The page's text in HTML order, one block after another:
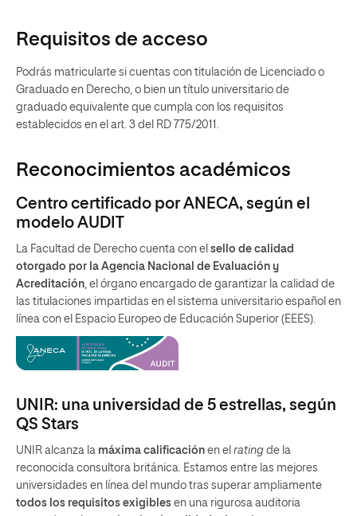
Requisitos de acceso
Podrás matricularte si cuentas con titulación de Licenciado o
Graduado en Derecho, o bien un título universitario de
graduado equivalente que cumpla con los requisitos
establecidos en el art. 3 del RD 775/2011.
Reconocimientos académicos
Centro certificado por ANECA, según el
modelo AUDIT
La Facultad de Derecho cuenta con el sello de calidad
otorgado por la Agencia Nacional de Evaluación y
Acreditación, el órgano encargado de garantizar la calidad de
las titulaciones impartidas en el sistema universitario español en
línea con el Espacio Europeo de Educación Superior (EEES).
UNIR: una universidad de 5 estrellas, según
QS Stars
UNIR alcanza la máxima calificación en el rating de la
reconocida consultora británica. Estamos entre las mejores
universidades en línea del mundo tras superar ampliamente
todos los requisitos exigibles en una rigurosa auditoria